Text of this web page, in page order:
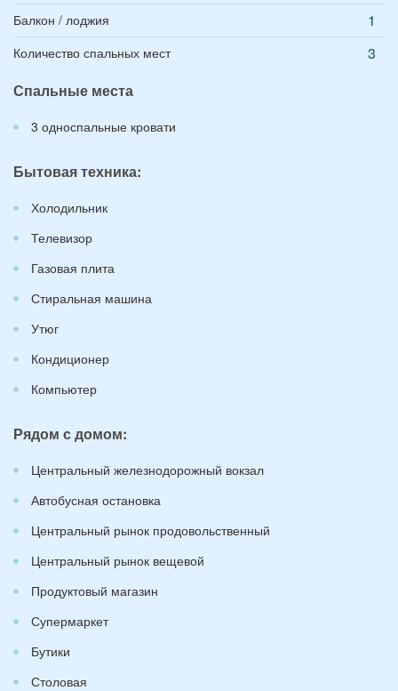
Балкон / лоджия 1
Количество спальных мест
3
Спальные места
3 односпальные кровати
Бытовая техника:
Холодильник
Телевизор
Газовая плита
Стиральная машина
Утюг
Кондиционер
Компьютер
Рядом с домом:
Центральный железнодорожный вокзал
Автобусная остановка
Центральный рынок продовольственный
Центральный рынок вещевой
Продуктовый магазин
Супермаркет
Бутики
Столовая